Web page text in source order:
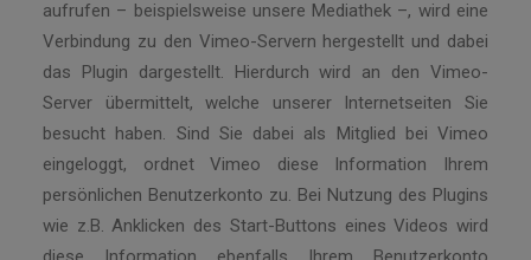
aufrufen – beispielsweise unsere Mediathek –, wird eine
Verbindung zu den Vimeo-Servern hergestellt und dabei
das Plugin dargestellt. Hierdurch wird an den Vimeo-
Server übermittelt, welche unserer Internetseiten Sie
besucht haben. Sind Sie dabei als Mitglied bei Vimeo
eingeloggt, ordnet Vimeo diese Information Ihrem
persönlichen Benutzerkonto zu. Bei Nutzung des Plugins
wie z.B. Anklicken des Start-Buttons eines Videos wird